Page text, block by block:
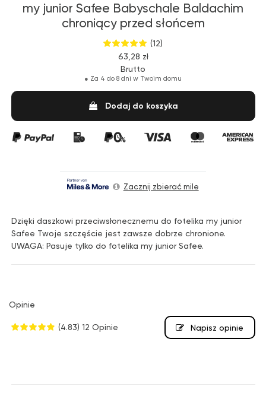
my junior Safee Babyschale Baldachim
chroniący przed słońcem
(12)
63,28 zł
Brutto
● Za 4 do 8 dni w Twoim domu
Dodaj do koszyka
Zacznij zbierać mile
Dzięki daszkowi przeciwsłonecznemu do fotelika my junior
Safee Twoje szczęście jest zawsze dobrze chronione.
UWAGA: Pasuje tylko do fotelika my junior Safee.
Opinie
(4.83) 12 Opinie Napisz opinie